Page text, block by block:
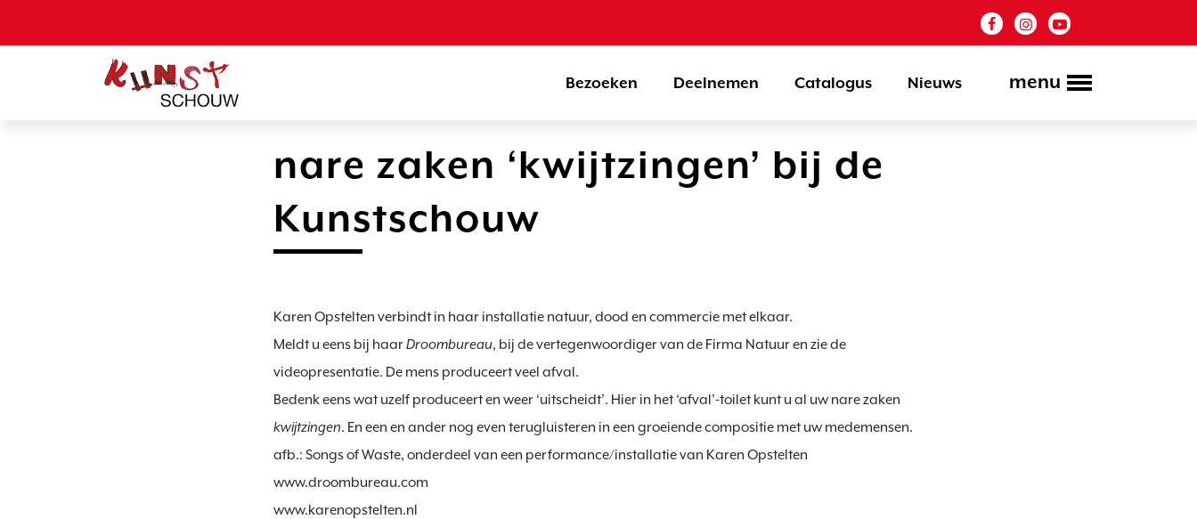
Bezoeken Deelnemen Catalogus Nieuws menu
nare zaken ‘kwijtzingen’ bij de
Kunstschouw
Karen Opstelten verbindt in haar installatie natuur, dood en commercie met elkaar.
Meldt u eens bij haar Droombureau, bij de vertegenwoordiger van de Firma Natuur en zie de
videopresentatie. De mens produceert veel afval.
Bedenk eens wat uzelf produceert en weer ‘uitscheidt’. Hier in het ‘afval’-toilet kunt u al uw nare zaken
kwijtzingen. En een en ander nog even terugluisteren in een groeiende compositie met uw medemensen.
afb.: Songs of Waste, onderdeel van een performance/installatie van Karen Opstelten
www.droombureau.com
www.karenopstelten.nl